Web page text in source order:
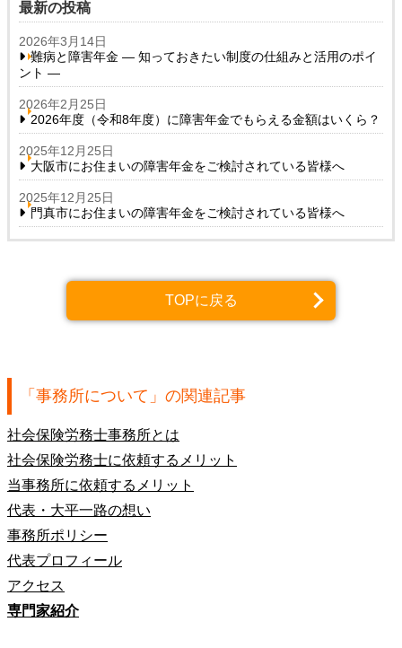
最新の投稿
2026年3月14日
難病と障害年金 ― 知っておきたい制度の仕組みと活用のポイ
ント ―
2026年2月25日
2026年度（令和8年度）に障害年金でもらえる金額はいくら？
2025年12月25日
大阪市にお住まいの障害年金をご検討されている皆様へ
2025年12月25日
門真市にお住まいの障害年金をご検討されている皆様へ
TOPに戻る
「 事務所について 」の関連記事
社会保険労務士事務所とは
社会保険労務士に依頼するメリット
当事務所に依頼するメリット
代表・大平一路の想い
事務所ポリシー
代表プロフィール
アクセス
専門家紹介